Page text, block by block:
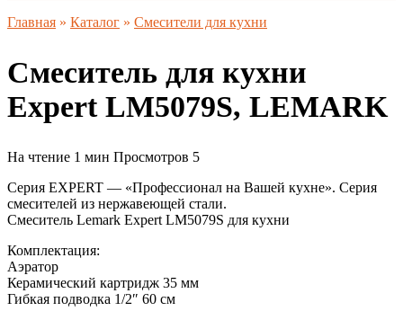
Главная » Каталог » Смесители для кухни
Смеситель для кухни
Expert LM5079S, LEMARK
На чтение 1 мин Просмотров 5
Серия EXPERT — «Профессионал на Вашей кухне». Серия
смесителей из нержавеющей стали.
Смеситель Lemark Expert LM5079S для кухни
Комплектация:
Аэратор
Керамический картридж 35 мм
Гибкая подводка 1/2″ 60 см